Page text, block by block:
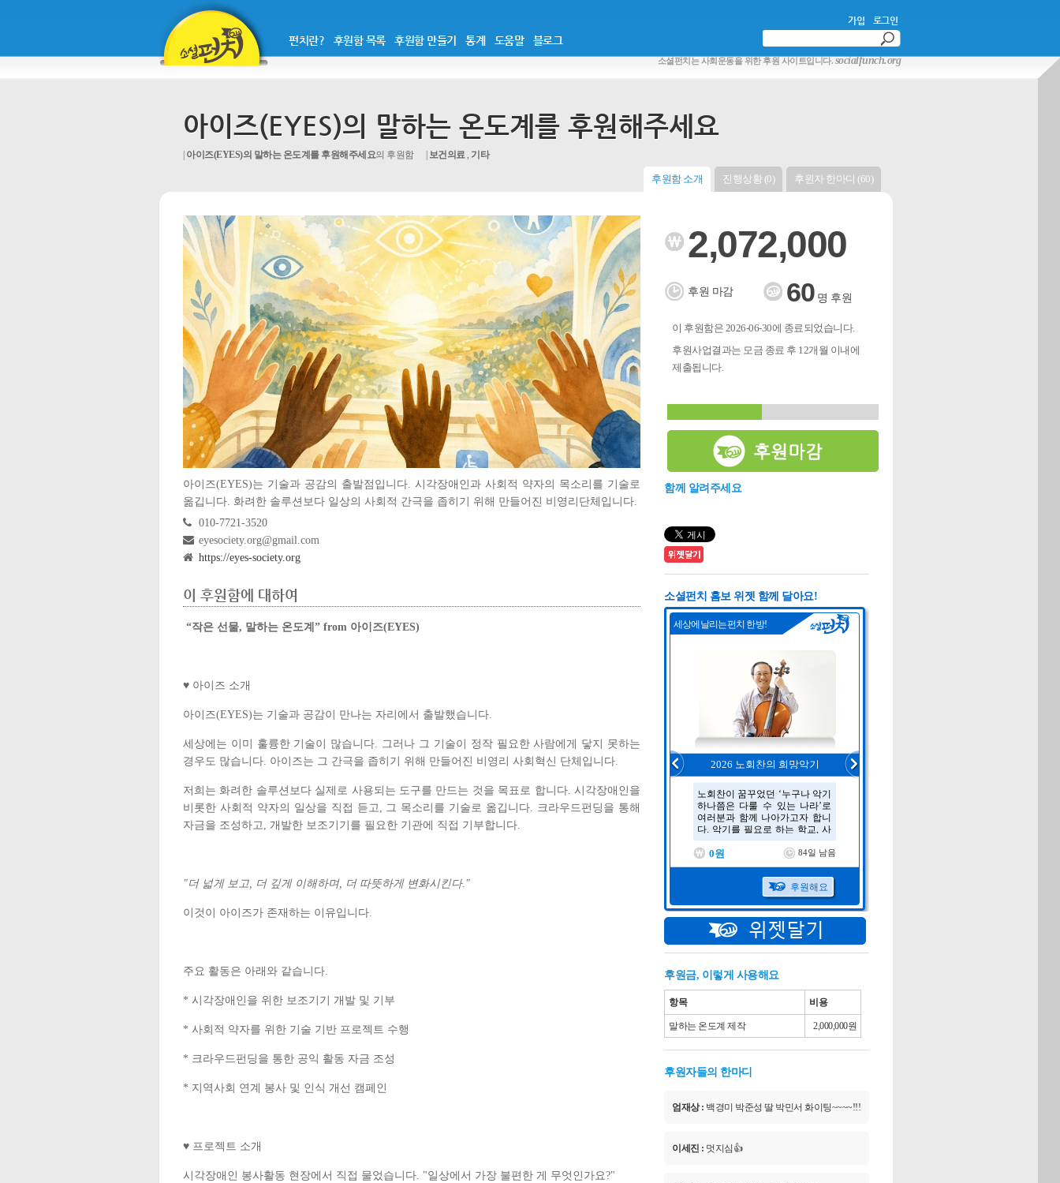
펀치란? 후원함 목록 후원함 만들기 통계 도움말 블로그
가입 로그인
소셜펀치는 사회운동을 위한 후원 사이트입니다. socialfunch.org
아이즈(EYES)의 말하는 온도계를 후원해주세요
아이즈(EYES)의 말하는 온도계를 후원해주세요의 후원함 보건의료, 기타
후원함 소개 진행상황 (0) 후원자 한마디 (60)
2,072,000
후원 마감 60명 후원
이 후원함은 2026-06-30에 종료되었습니다.
후원사업결과는 모금 종료 후 12개월 이내에
제출됩니다.
아이즈(EYES)는 기술과 공감의 출발점입니다. 시각장애인과 사회적 약자의 목소리를 기술로
옮깁니다. 화려한 솔루션보다 일상의 사회적 간극을 좁히기 위해 만들어진 비영리단체입니다.
010-7721-3520
eyesociety.org@gmail.com
https://eyes-society.org
이 후원함에 대하여
“작은 선물, 말하는 온도계” from 아이즈(EYES)
♥ 아이즈 소개
아이즈(EYES)는 기술과 공감이 만나는 자리에서 출발했습니다.
세상에는 이미 훌륭한 기술이 많습니다. 그러나 그 기술이 정작 필요한 사람에게 닿지 못하는
경우도 많습니다. 아이즈는 그 간극을 좁히기 위해 만들어진 비영리 사회혁신 단체입니다.
저희는 화려한 솔루션보다 실제로 사용되는 도구를 만드는 것을 목표로 합니다. 시각장애인을
비롯한 사회적 약자의 일상을 직접 듣고, 그 목소리를 기술로 옮깁니다. 크라우드펀딩을 통해
자금을 조성하고, 개발한 보조기기를 필요한 기관에 직접 기부합니다.
"더 넓게 보고, 더 깊게 이해하며, 더 따뜻하게 변화시킨다."
이것이 아이즈가 존재하는 이유입니다.
주요 활동은 아래와 같습니다.
* 시각장애인을 위한 보조기기 개발 및 기부
* 사회적 약자를 위한 기술 기반 프로젝트 수행
* 크라우드펀딩을 통한 공익 활동 자금 조성
* 지역사회 연계 봉사 및 인식 개선 캠페인
♥ 프로젝트 소개
시각장애인 봉사활동 현장에서 직접 물었습니다. "일상에서 가장 불편한 게 무엇인가요?"
함께 알려주세요
소셜펀치 홈보 위젯 함께 달아요!
후원금, 이렇게 사용해요
항목 비용
말하는 온도계 제작 2,000,000원
후원자들의 한마디
엄재상 : 백경미 박준성 딸 박민서 화이팅~~~~!!!
이세진 : 멋지심👍